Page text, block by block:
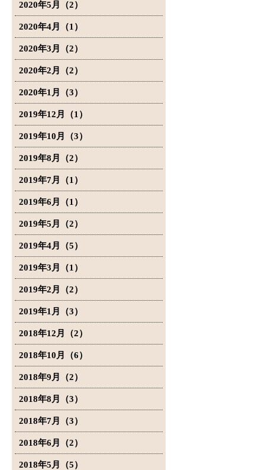
2020年5月（2）
2020年4月（1）
2020年3月（2）
2020年2月（2）
2020年1月（3）
2019年12月（1）
2019年10月（3）
2019年8月（2）
2019年7月（1）
2019年6月（1）
2019年5月（2）
2019年4月（5）
2019年3月（1）
2019年2月（2）
2019年1月（3）
2018年12月（2）
2018年10月（6）
2018年9月（2）
2018年8月（3）
2018年7月（3）
2018年6月（2）
2018年5月（5）